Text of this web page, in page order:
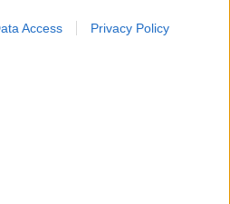
Access Privacy Policy
στήλης [μελέτη]